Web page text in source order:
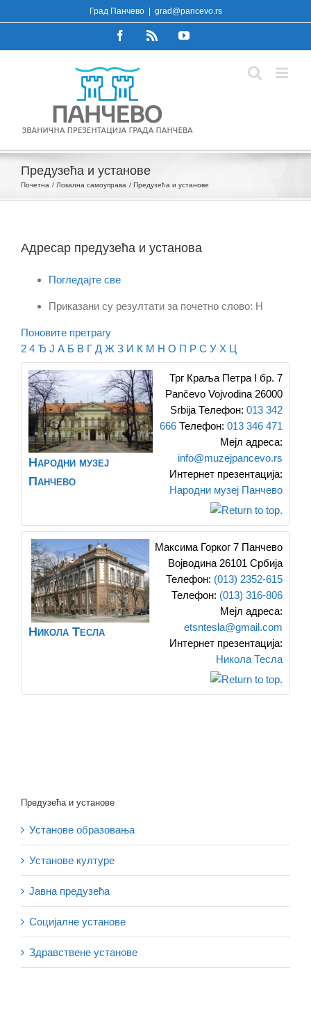
to
Град Панчево grad@pancevo.rs
FacebookRss YouTube
Предузећа и установе
Почетна Локална самоуправа Предузећа и установе
Адресар предузећа и установа
Погледајте све
Приказани су резултати за почетно слово: Н
Поновите претрагу
2 4 Ђ Ј А Б В Г Д Ж З И К М Н О П Р С У Х Ц
Народни музеј
Панчево
Трг Краља Петра I бр. 7
Pančevo Vojvodina 26000
Srbija Телефон: 013 342
666 Телефон: 013 346 471
Мејл адреса:
info@muzejpancevo.rs
Интернет презентација:
Народни музеј Панчево
Никола Тесла
Максима Горког 7 Панчево
Војводина 26101 Србија
Телефон: (013) 2352-615
Телефон: (013) 316-806
Мејл адреса:
etsntesla@gmail.com
Интернет презентација:
Никола Тесла
Предузећа и установе
Установе образовања
Установе културе
Јавна предузећа
Социјалне установе
Здравствене установе